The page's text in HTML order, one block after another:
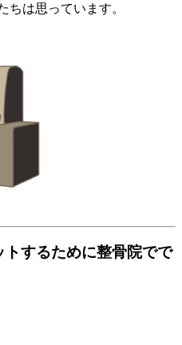
ちは思っています。
するために整骨院でで